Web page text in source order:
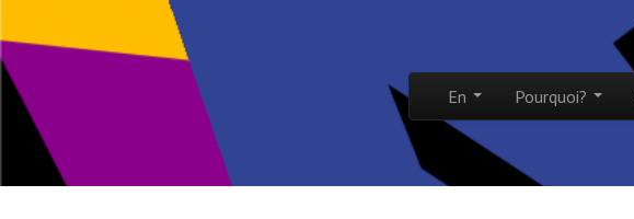
Main menu
En Pourquoi?